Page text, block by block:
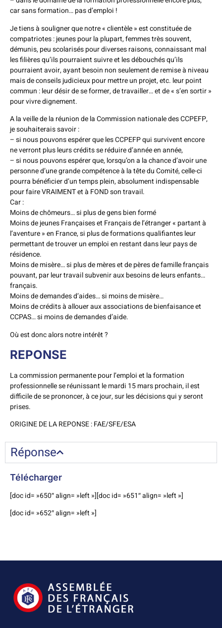
car sans formation… pas d’emploi !
Je tiens à souligner que notre « clientèle » est constituée de
compatriotes : jeunes pour la plupart, femmes très souvent,
démunis, peu scolarisés pour diverses raisons, connaissant mal
les filières qu’ils pourraient suivre et les débouchés qu’ils
pourraient avoir, ayant besoin non seulement de remise à niveau
mais de conseils judicieux pour mettre un projet, etc. leur point
commun : leur désir de se former, de travailler… et de « s’en sortir »
pour vivre dignement.
A la veille de la réunion de la Commission nationale des CCPEFP,
je souhaiterais savoir :
– si nous pouvons espérer que les CCPEFP qui survivent encore
ne verront plus leurs crédits se réduire d’année en année,
– si nous pouvons espérer que, lorsqu’on a la chance d’avoir une
personne d’une grande compétence à la tête du Comité, celle-ci
pourra bénéficier d’un temps plein, absolument indispensable
pour faire VRAIMENT et à FOND son travail.
Car :
Moins de chômeurs… si plus de gens bien formé
Moins de jeunes Françaises et Français de l’étranger « partant à
l’aventure » en France, si plus de formations qualifiantes leur
permettant de trouver un emploi en restant dans leur pays de
résidence.
Moins de misère… si plus de mères et de pères de famille français
pouvant, par leur travail subvenir aux besoins de leurs enfants…
français.
Moins de demandes d’aides… si moins de misère…
Moins de crédits à allouer aux associations de bienfaisance et
CCPAS… si moins de demandes d’aide.
Où est donc alors notre intérêt ?
REPONSE
La commission permanente pour l’emploi et la formation
professionnelle se réunissant le mardi 15 mars prochain, il est
difficile de se prononcer, à ce jour, sur les décisions qui y seront
prises.
ORIGINE DE LA REPONSE : FAE/SFE/ESA
Réponse
Télécharger
[doc id= »650″ align= »left »][doc id= »651″ align= »left »]
[doc id= »652″ align= »left »]